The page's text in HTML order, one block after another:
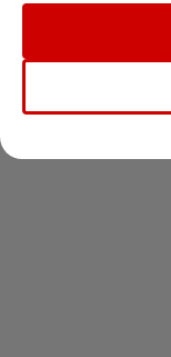
Newsletter